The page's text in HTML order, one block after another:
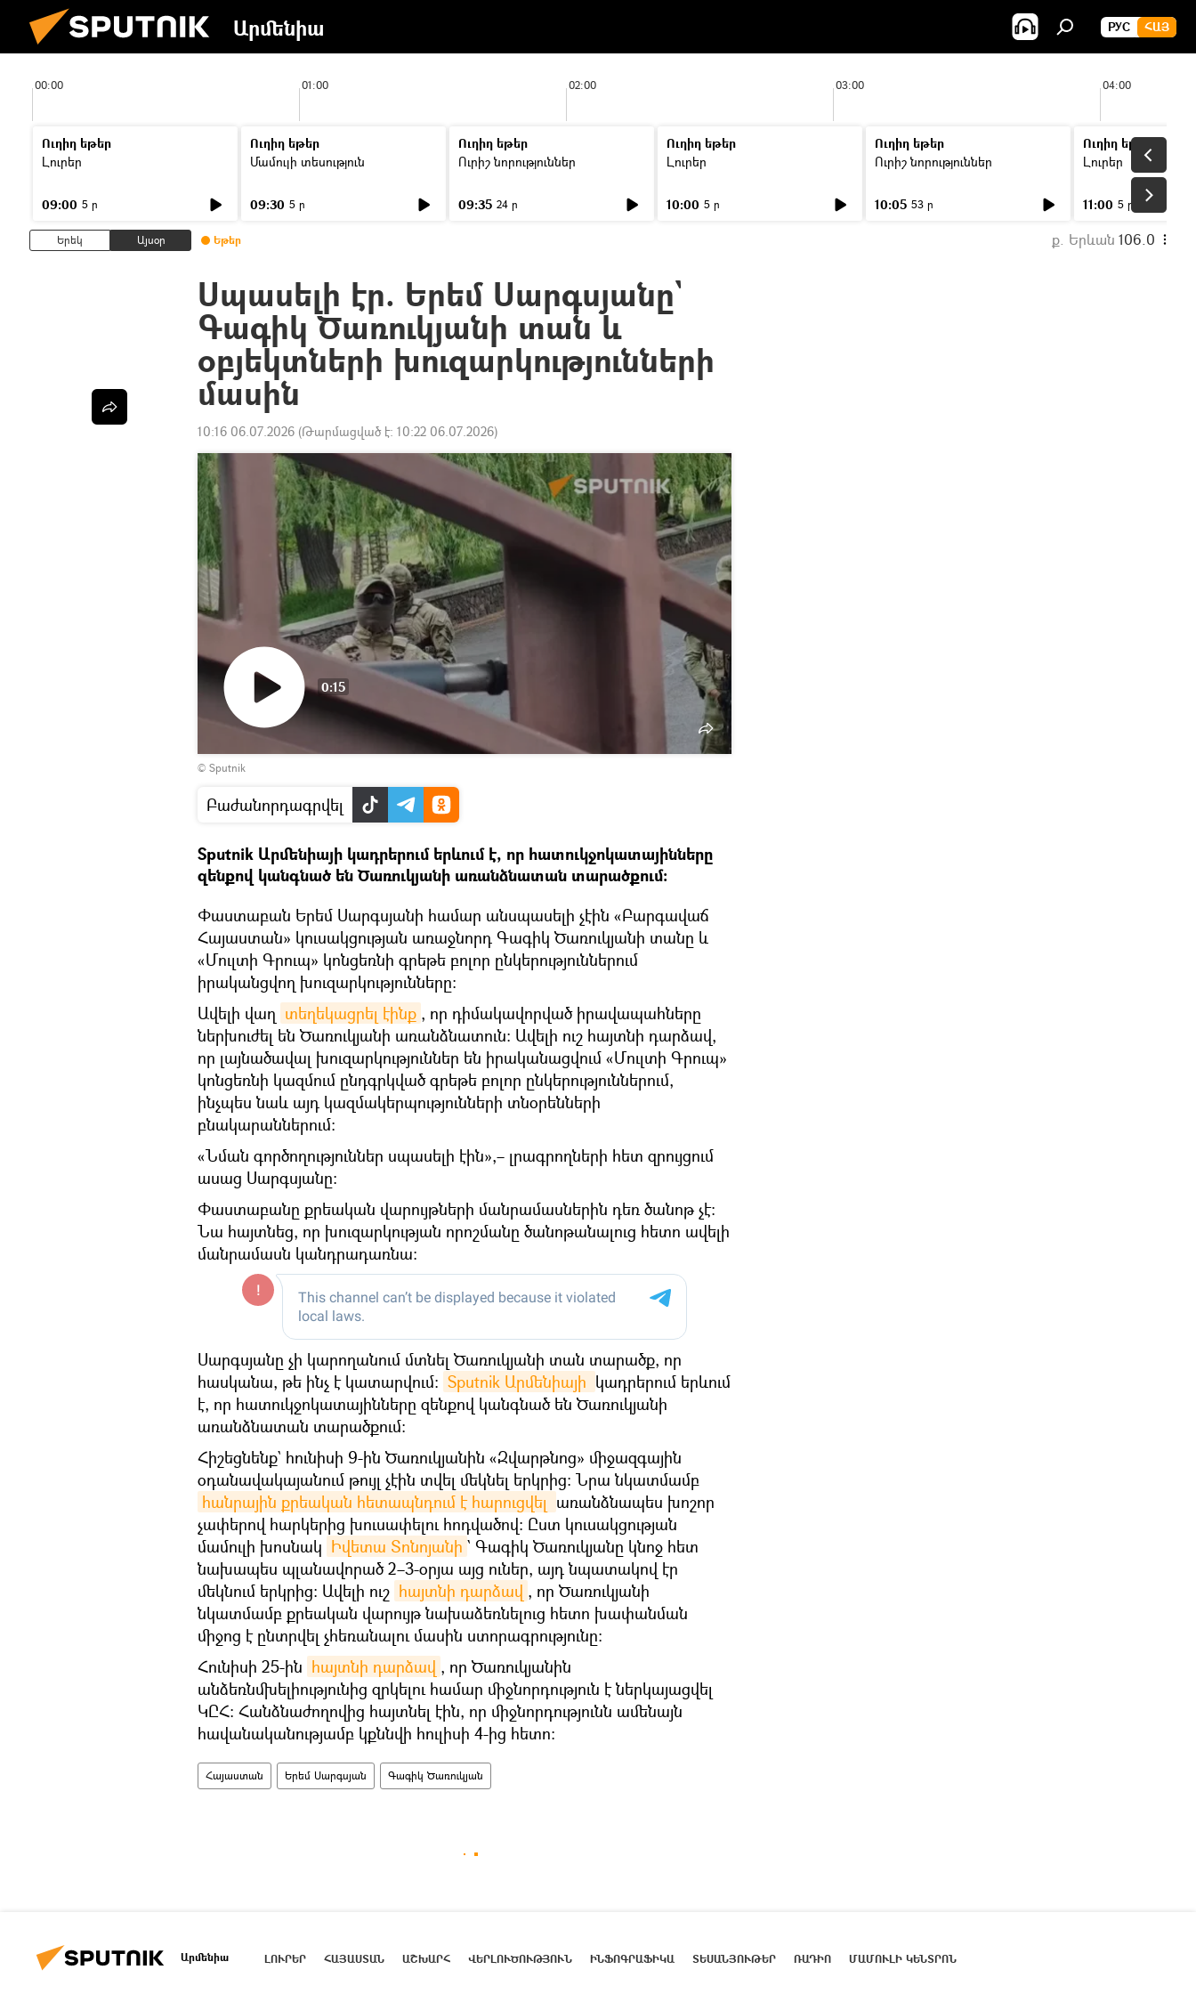
Արմենիա РУС ՀԱՅ
00:00 01:00 02:00 03:00 04:00
Ուղիղ եթեր
Լուրեր
09:00 5 ր
Ուղիղ եթեր
Մամուլի տեսություն
09:30 5 ր
Ուղիղ եթեր
Ուրիշ նորություններ
09:35 24 ր
Ուղիղ եթեր
Լուրեր
10:00 5 ր
Ուղիղ եթեր
Ուրիշ նորություններ
10:05 53 ր
Ուղիղ եթեր
Լուրեր
11:00 5 ր
Երեկ Այսօր Եթեր ք. Երևան 106.0
Սպասելի էր. Երեմ Սարգսյանը`
Գագիկ Ծառուկյանի տան և
օբյեկտների խուզարկությունների
մասին
10:16 06.07.2026 (Թարմացված է: 10:22 06.07.2026)
Դիտել
0:15
© Sputnik
Բաժանորդագրվել
Sputnik Արմենիայի կադրերում երևում է, որ հատուկջոկատայինները
զենքով կանգնած են Ծառուկյանի առանձնատան տարածքում։
Փաստաբան Երեմ Սարգսյանի համար անսպասելի չէին «Բարգավաճ
Հայաստան» կուսակցության առաջնորդ Գագիկ Ծառուկյանի տանը և
«Մուլտի Գրուպ» կոնցեռնի գրեթե բոլոր ընկերություններում
իրականցվող խուզարկությունները։
Ավելի վաղ տեղեկացրել էինք , որ դիմակավորված իրավապահները
ներխուժել են Ծառուկյանի առանձնատուն: Ավելի ուշ հայտնի դարձավ,
որ լայնածավալ խուզարկություններ են իրականացվում «Մուլտի Գրուպ»
կոնցեռնի կազմում ընդգրկված գրեթե բոլոր ընկերություններում,
ինչպես նաև այդ կազմակերպությունների տնօրենների
բնակարաններում։
«Նման գործողություններ սպասելի էին»,– լրագրողների հետ զրույցում
ասաց Սարգսյանը։
Փաստաբանը քրեական վարույթների մանրամասներին դեռ ծանոթ չէ:
Նա հայտնեց, որ խուզարկության որոշմանը ծանոթանալուց հետո ավելի
մանրամասն կանդրադառնա։
Սարգսյանը չի կարողանում մտնել Ծառուկյանի տան տարածք, որ
հասկանա, թե ինչ է կատարվում: Sputnik Արմենիայի կադրերում երևում
է, որ հատուկջոկատայինները զենքով կանգնած են Ծառուկյանի
առանձնատան տարածքում։
Հիշեցնենք` հունիսի 9-ին Ծառուկյանին «Զվարթնոց» միջազգային
օդանավակայանում թույլ չէին տվել մեկնել երկրից։ Նրա նկատմամբ
հանրային քրեական հետապնդում է հարուցվել առանձնապես խոշոր
չափերով հարկերից խուսափելու հոդվածով։ Ըստ կուսակցության
մամուլի խոսնակ Իվետա Տոնոյանի ` Գագիկ Ծառուկյանը կնոջ հետ
նախապես պլանավորած 2–3-օրյա այց ուներ, այդ նպատակով էր
մեկնում երկրից։ Ավելի ուշ հայտնի դարձավ , որ Ծառուկյանի
նկատմամբ քրեական վարույթ նախաձեռնելուց հետո խափանման
միջոց է ընտրվել չհեռանալու մասին ստորագրությունը։
Հունիսի 25-ին հայտնի դարձավ , որ Ծառուկյանին
անձեռնմխելիությունից զրկելու համար միջնորդություն է ներկայացվել
ԿԸՀ։ Հանձնաժողովից հայտնել էին, որ միջնորդությունն ամենայն
հավանականությամբ կքննվի հուլիսի 4-ից հետո։
Հայաստան Երեմ Սարգսյան Գագիկ Ծառուկյան
Արմենիա ԼՈՒՐԵՐ ՀԱՅԱՍՏԱՆ ԱՇԽԱՐՀ ՎԵՐԼՈՒԾՈՒԹՅՈՒՆ ԻՆՖՈԳՐԱՖԻԿԱ ՏԵՍԱՆՅՈՒԹԵՐ ՌԱԴԻՈ ՄԱՄՈՒԼԻ ԿԵՆՏՐՈՆ